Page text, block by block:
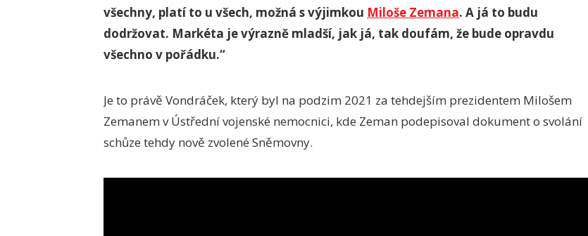
všechny, platí to u všech, možná s výjimkou Miloše Zemana. A já to budu
dodržovat. Markéta je výrazně mladší, jak já, tak doufám, že bude opravdu
všechno v pořádku.“
Je to právě Vondráček, který byl na podzim 2021 za tehdejším prezidentem Milošem
Zemanem v Ústřední vojenské nemocnici, kde Zeman podepisoval dokument o svolání
schůze tehdy nově zvolené Sněmovny.